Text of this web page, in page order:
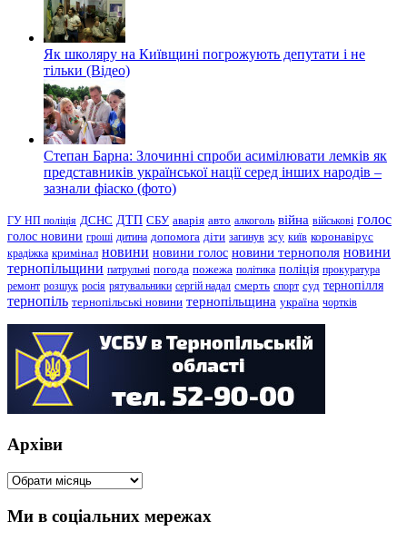
Як школяру на Київщині погрожують депутати і не
тільки (Відео)
Степан Барна: Злочинні спроби асимілювати лемків як
представників української нації серед інших народів –
зазнали фіаско (фото)
ГУ НП поліція ДСНС ДТП СБУ аварія авто алкоголь війна військові голос
голос новини гроші дитина допомога діти загинув зсу київ коронавірус
крадіжка кримінал новини новини голос новини тернополя новини
тернопільщини патрульні погода пожежа політика поліція прокуратура
ремонт розшук росія рятувальники сергій надал смерть спорт суд тернопілля
тернопіль тернопільські новини тернопільщина україна чортків
Архіви
Архіви
Ми в соціальних мережах